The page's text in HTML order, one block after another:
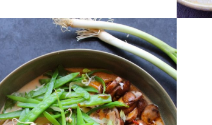
Holzschnetzel auf die Wege
dazwischen verteilt,
Komposterde besorgt,
erfrorenen Rosmarin und
Lavendel entfernt, Obstbäume
und Beeren gedüngt,…